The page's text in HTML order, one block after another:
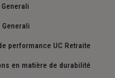
Generali
performance UC Retraite
en matière de durabilité